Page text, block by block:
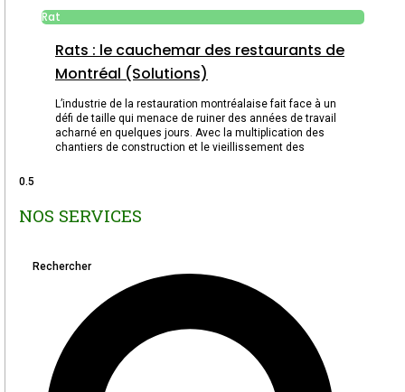
Rat
Rats : le cauchemar des restaurants de
Montréal (Solutions)
L’industrie de la restauration montréalaise fait face à un
défi de taille qui menace de ruiner des années de travail
acharné en quelques jours. Avec la multiplication des
chantiers de construction et le vieillissement des
NOS SERVICES
Rechercher